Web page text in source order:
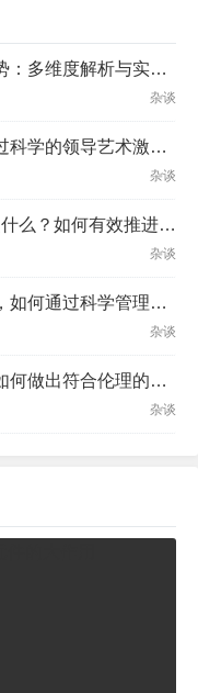
当前管理领域的核心趋势：多维度解析与实践方向
杂谈
在团队管理中，如何通过科学的领导艺术激发成员潜力并实现目标？
杂谈
组织发展（OD）究竟是什么？如何有效推进并解决企业管理难题？
杂谈
在品牌竞争激烈的当下，如何通过科学管理让品牌成为消费者心中不可替代的存在？
杂谈
在复杂情境中，我们该如何做出符合伦理的决策？
杂谈